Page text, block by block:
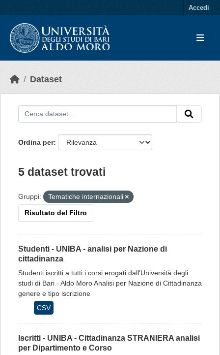
Accedi
Dataset
Ordina per
5 dataset trovati
Gruppi: Tematiche internazionali
Risultato del Filtro
Studenti - UNIBA - analisi per Nazione di
cittadinanza
Studenti iscritti a tutti i corsi erogati dall'Università degli
studi di Bari - Aldo Moro Analisi per Nazione di Cittadinanza
genere e tipo iscrizione
CSV
Iscritti - UNIBA - Cittadinanza STRANIERA analisi
per Dipartimento e Corso